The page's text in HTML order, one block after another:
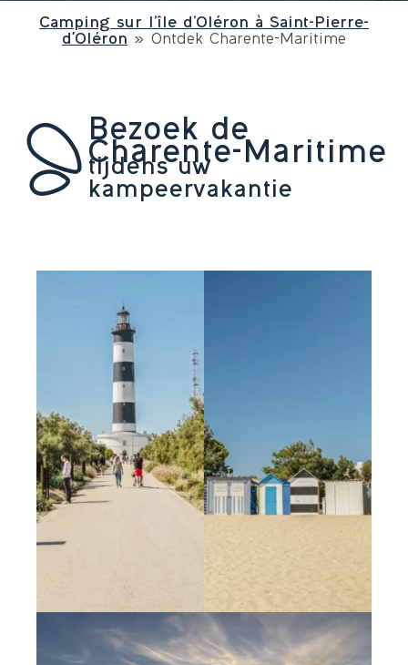
Camping sur l’île d’Oléron à Saint-Pierre-
d'Oléron » Ontdek Charente-Maritime
Bezoek de
Charente-Maritime
tijdens uw
kampeervakantie